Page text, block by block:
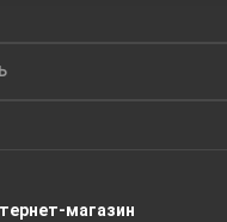
смесимагазин